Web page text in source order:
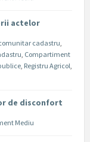
actelor
cadastru,
, Compartiment
, Registru Agricol,
de disconfort
Mediu